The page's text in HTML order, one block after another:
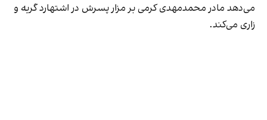
می‌دهد مادر محمدمهدی کرمی بر مزار پسرش در اشتهارد گریه و
زاری می‌کند.